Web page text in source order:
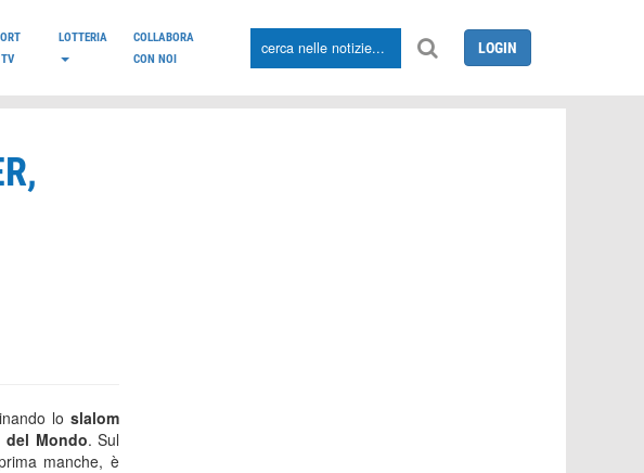
LOTTERIA
COLLABORA
CON NOI
LOGIN
lo slalom
del Mondo. Sul
manche, è